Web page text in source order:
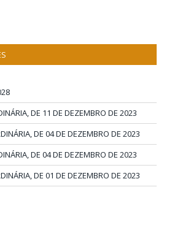
DE 11 DE DEZEMBRO DE 2023
DE 04 DE DEZEMBRO DE 2023
DE 04 DE DEZEMBRO DE 2023
DE 01 DE DEZEMBRO DE 2023